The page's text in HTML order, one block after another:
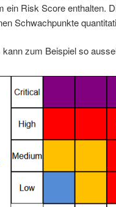
ein Risk Score enthalten.
Schwachpunkte
zum Beispiel so